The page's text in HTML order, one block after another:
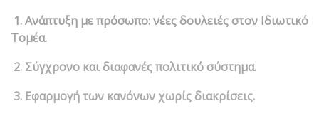
1. Ανάπτυξη με πρόσωπο: νέες δουλειές στον Ιδιωτικό
Τομέα.
2. Σύγχρονο και διαφανές πολιτικό σύστημα.
3. Εφαρμογή των κανόνων χωρίς διακρίσεις.